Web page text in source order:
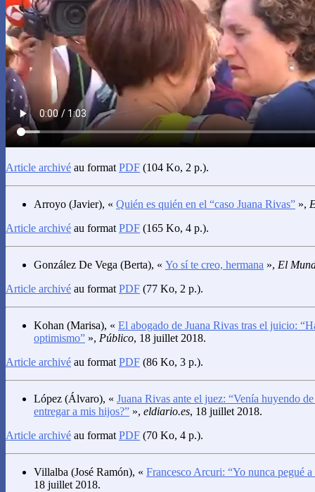
Article archivé au formatPDF (104 Ko, 2 p.).
Arroyo (Javier), « Quién es quién en el “caso Juana Rivas” »,
Article archivé au formatPDF (165 Ko, 4 p.).
González De Vega (Berta), « Yo sí te creo, hermana », El
Article archivé au formatPDF (77 Ko, 2 p.).
Kohan (Marisa), « El abogado de Juana Rivas tras el juicio:
optimismo” », Público, 18 juillet 2018.
Article archivé au formatPDF (86 Ko, 3 p.).
López (Álvaro), « Juana Rivas ante el juez: “Venía huyendo
entregar a mis hijos?” », eldiario.es, 18 juillet 2018.
Article archivé au formatPDF (70 Ko, 4 p.).
Villalba (José Ramón), « Francesco Arcuri: “Yo nunca pegué a
18 juillet 2018.